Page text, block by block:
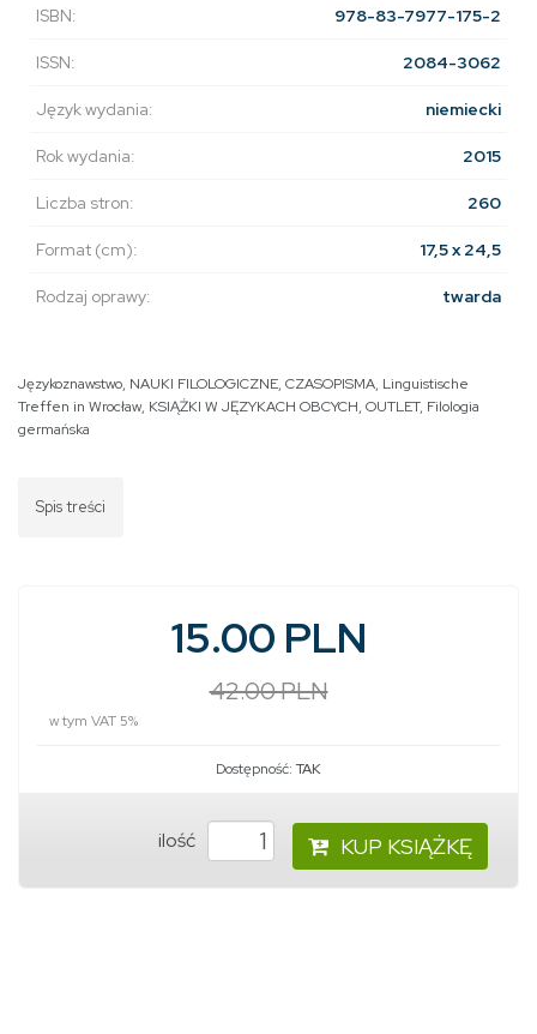
ISBN: 978-83-7977-175-2
ISSN: 2084-3062
Język wydania: niemiecki
Rok wydania: 2015
Liczba stron: 260
Format (cm): 17,5 x 24,5
Rodzaj oprawy: twarda
Językoznawstwo, NAUKI FILOLOGICZNE, CZASOPISMA, Linguistische
Treffen in Wrocław, KSIĄŻKI W JĘZYKACH OBCYCH, OUTLET, Filologia
germańska
Spis treści
15.00 PLN
42.00 PLN
w tym VAT 5%
Dostępność: TAK
ilość KUP KSIĄŻKĘ